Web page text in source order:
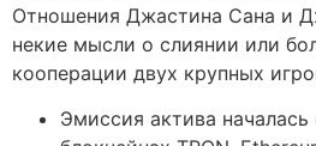
Отношения Джастина Сана и
некие мысли о слиянии или
кооперации двух крупных
Эмиссия актива